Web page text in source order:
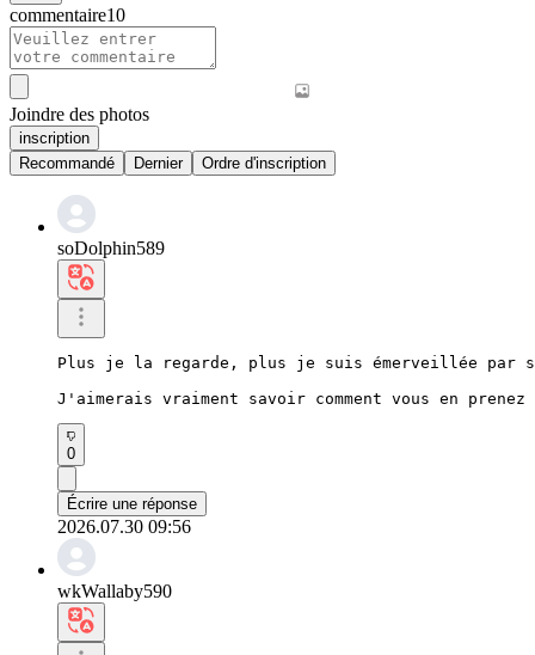
commentaire10
Joindre des photos
inscription
Recommandé
Dernier Ordre d'inscription
soDolphin589
Plus je la regarde, plus je suis émerveillée par
J'aimerais vraiment savoir comment vous en
0
Écrire une réponse
2026.07.30 09:56
wkWallaby590